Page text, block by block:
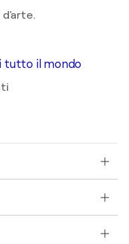
d'arte.
tutto il mondo